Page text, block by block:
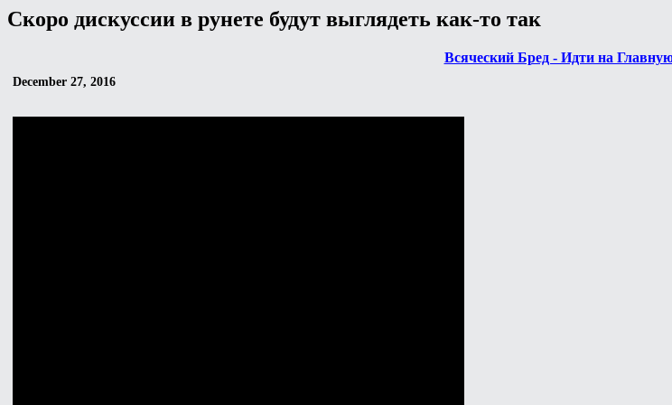
Скоро дискуссии в рунете будут выглядеть как-то так
Всяческий Бред - Идти на
December 27, 2016